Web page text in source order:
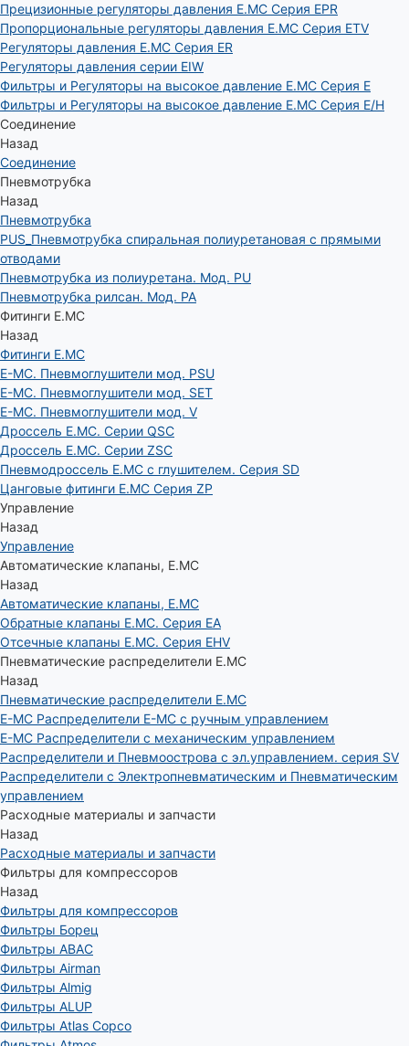
Прецизионные регуляторы давления E.MC Серия EPR
Пропорциональные регуляторы давления E.MC Серия ETV
Регуляторы давления E.MC Серия ER
Регуляторы давления серии EIW
Фильтры и Регуляторы на высокое давление E.MC Серия E
Фильтры и Регуляторы на высокое давление E.MC Серия E/H
Соединение
Назад
Соединение
Пневмотрубка
Назад
Пневмотрубка
PUS_Пневмотрубка спиральная полиуретановая с прямыми
отводами
Пневмотрубка из полиуретана. Мод. РU
Пневмотрубка рилсан. Мод. PA
Фитинги E.MC
Назад
Фитинги E.MC
E-MC. Пневмоглушители мод. PSU
E-MC. Пневмоглушители мод. SET
E-MC. Пневмоглушители мод. V
Дроссель E.MC. Серии QSC
Дроссель E.MC. Серии ZSC
Пневмодроссель E.MC с глушителем. Серия SD
Цанговые фитинги E.MC Серия ZP
Управление
Назад
Управление
Автоматические клапаны, Е.МС
Назад
Автоматические клапаны, Е.МС
Обратные клапаны E.MC. Серия EA
Отсечные клапаны E.MC. Серия EHV
Пневматические распределители E.MC
Назад
Пневматические распределители E.MC
E-MC Распределители E-MC с ручным управлением
E-MC Распределители с механическим управлением
Распределители и Пневмоострова с эл.управлением. серия SV
Распределители с Электропневматическим и Пневматическим
управлением
Расходные материалы и запчасти
Назад
Расходные материалы и запчасти
Фильтры для компрессоров
Назад
Фильтры для компрессоров
Фильтры Борец
Фильтры ABAC
Фильтры Airman
Фильтры Almig
Фильтры ALUP
Фильтры Atlas Copco